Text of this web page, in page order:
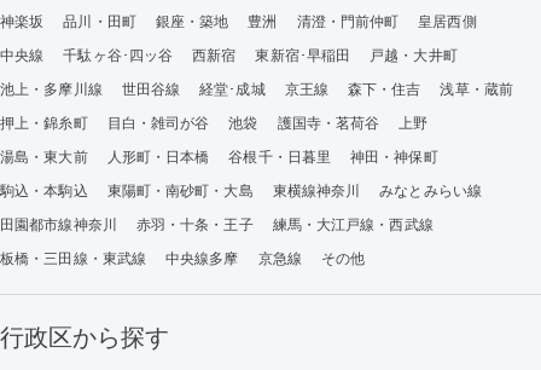
神楽坂
品川・田町 銀座・築地 豊洲 清澄・門前仲町
皇居西側
中央線
千駄ヶ谷･四ッ谷 西新宿 東新宿･早稲田
戸越・大井町
池上・多摩川線
世田谷線 経堂･成城 京王線 森下・住吉
浅草・蔵前
押上・錦糸町
目白・雑司が谷 池袋 護国寺・茗荷谷
上野
湯島・東大前
人形町・日本橋 谷根千・日暮里
神田・神保町
駒込・本駒込
東陽町・南砂町・大島 東横線神奈川
みなとみらい線
田園都市線神奈川
赤羽・十条・王子
練馬・大江戸線・西武線
板橋・三田線・東武線
中央線多摩 京急線 その他
行政区から探す